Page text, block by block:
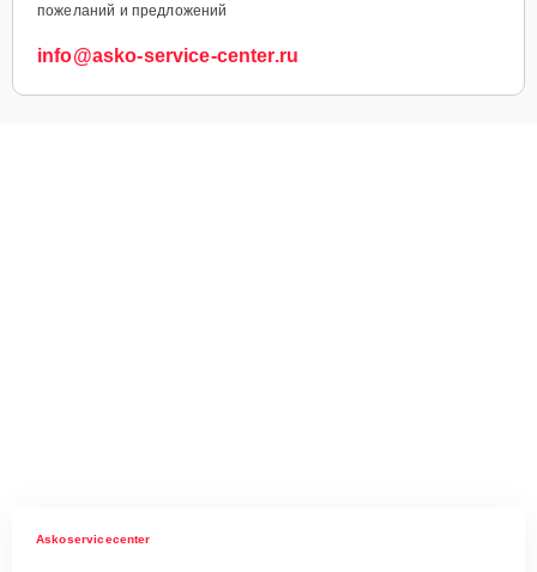
пожеланий и предложений
info@asko-service-center.ru
Askoservicecenter